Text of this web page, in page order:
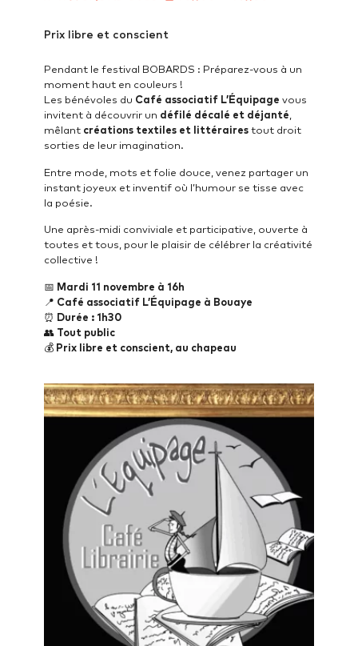
Prix libre et conscient
Pendant le festival BOBARDS : Préparez-vous à un
moment haut en couleurs !
Les bénévoles du Café associatif L’Équipage vous
invitent à découvrir un défilé décalé et déjanté,
mêlant créations textiles et littéraires tout droit
sorties de leur imagination.
Entre mode, mots et folie douce, venez partager un
instant joyeux et inventif où l’humour se tisse avec
la poésie.
Une après-midi conviviale et participative, ouverte à
toutes et tous, pour le plaisir de célébrer la créativité
collective !
📅 Mardi 11 novembre à 16h
📍 Café associatif L’Équipage à Bouaye
⏰ Durée : 1h30
👥 Tout public
💰 Prix libre et conscient, au chapeau